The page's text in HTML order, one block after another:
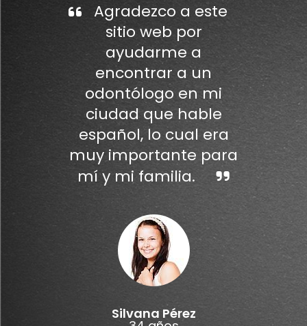
Agradezco a este
sitio web por
ayudarme a
encontrar a un
odontólogo en mi
ciudad que hable
español, lo cual era
muy importante para
mí y mi familia.
Silvana Pérez